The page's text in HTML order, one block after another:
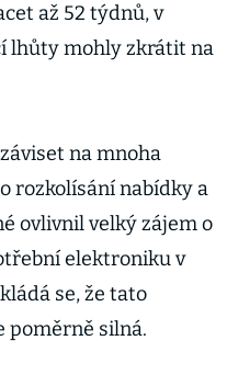
až 52 týdnů, v
lhůty mohly zkrátit na
na mnoha
rozkolísání nabídky a
ovlivnil velký zájem o
elektroniku v
se, že tato
poměrně silná.